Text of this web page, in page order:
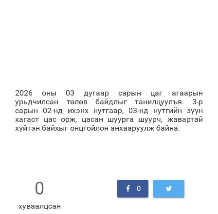
2026 оны 03 дугаар сарын цаг агаарын
урьдчилсан төлөв байдлыг танилцуулъя. 3-р
сарын 02-нд ихэнх нутгаар, 03-нд нутгийн зүүн
хагаст цас орж, цасан шуурга шуурч, жавартай
хүйтэн байхыг онцгойлон анхааруулж байна.
0
хуваалцсан
0